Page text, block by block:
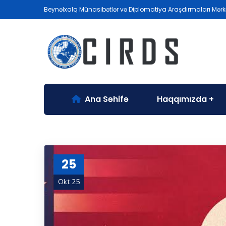
Beynəlxalq Münasibətlər və Diplomatiya Araşdırmaları
Ana Səhifə Haqqımızda
25
Okt 25